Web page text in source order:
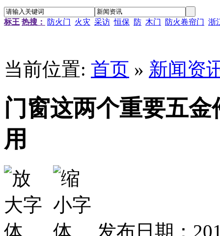
标王 热搜： 防火门 火灾 采访 恒保 防 木门 防火卷帘门 浙
金江小区防火窗安装招标
南京通信研发基地防火门窗采购
金江小区防火窗安装招标
当前位置: 首页 » 新闻资
门窗这两个重要五
用
发布日期：